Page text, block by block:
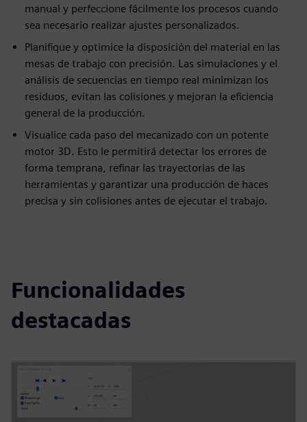
manual y perfeccione fácilmente los procesos cuando
sea necesario realizar ajustes personalizados.
Planifique y optimice la disposición del material en las
mesas de trabajo con precisión. Las simulaciones y el
análisis de secuencias en tiempo real minimizan los
residuos, evitan las colisiones y mejoran la eficiencia
general de la producción.
Visualice cada paso del mecanizado con un potente
motor 3D. Esto le permitirá detectar los errores de
forma temprana, refinar las trayectorias de las
herramientas y garantizar una producción de haces
precisa y sin colisiones antes de ejecutar el trabajo.
Funcionalidades
destacadas